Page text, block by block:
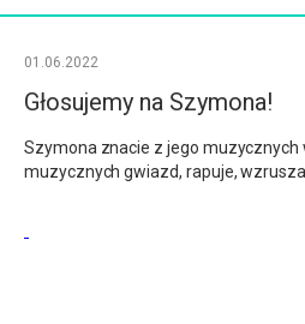
01.06.2022
Głosujemy na Szymona!
Szymona znacie z jego muzycznych
muzycznych gwiazd, rapuje,